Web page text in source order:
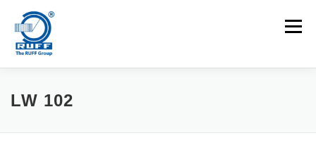
Menü
ANWENDUNGEN
LW 102